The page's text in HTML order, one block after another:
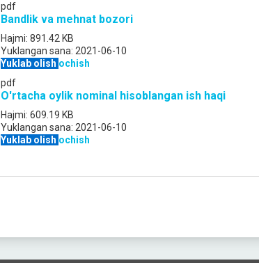
pdf
Bandlik va mehnat bozori
Hajmi: 891.42 KB
Yuklangan sana: 2021-06-10
Yuklab olish ochish
pdf
O'rtacha oylik nominal hisoblangan ish haqi
Hajmi: 609.19 KB
Yuklangan sana: 2021-06-10
Yuklab olish ochish